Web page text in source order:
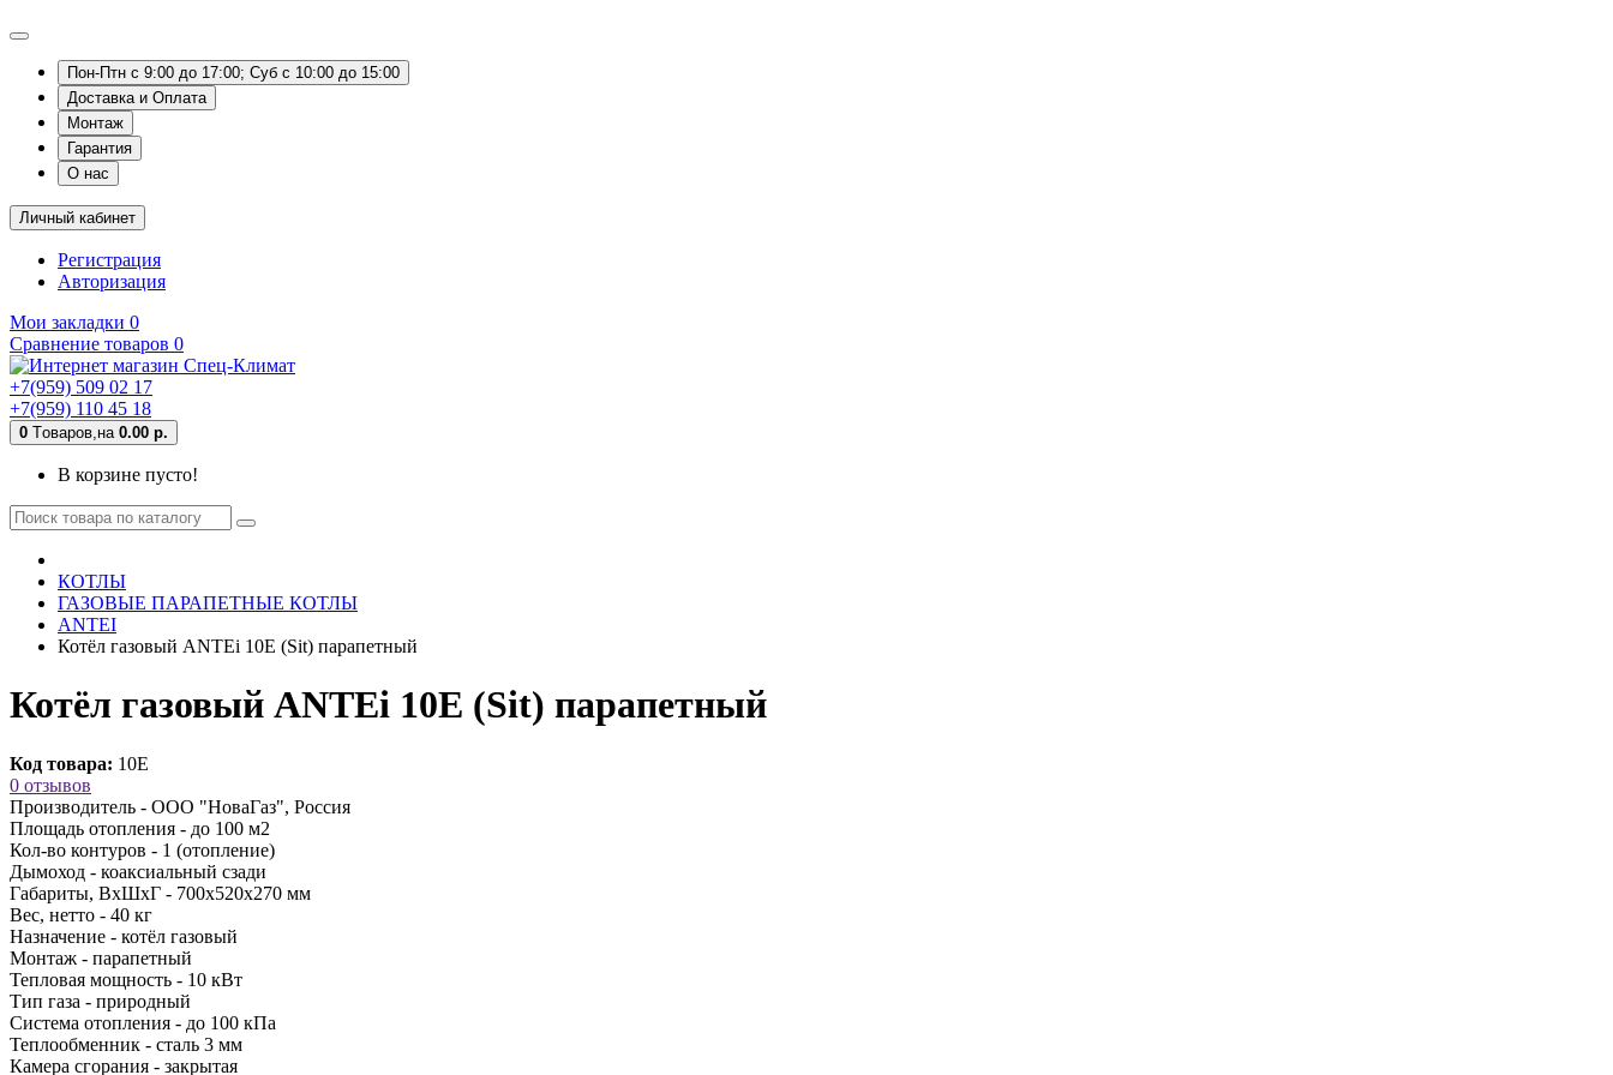
Пон-Птн с 9:00 до 17:00; Суб с 10:00 до 15:00
Доставка и Оплата
Монтаж
Гарантия
О нас
Личный кабинет
Регистрация
Авторизация
Мои закладки 0
Сравнение товаров 0
+7(959) 509 02 17
+7(959) 110 45 18
0 Tоваров,на 0.00 р.
В корзине пусто!
КОТЛЫ
ГАЗОВЫЕ ПАРАПЕТНЫЕ КОТЛЫ
ANTEI
Котёл газовый ANTEi 10Е (Sit) парапетный
Котёл газовый ANTEi 10Е (Sit) парапетный
Код товара: 10Е
0 отзывов
Производитель - ООО "НоваГаз", Россия
Площадь отопления - до 100 м2
Кол-во контуров - 1 (отопление)
Дымоход - коаксиальный сзади
Габариты, ВхШхГ - 700х520х270 мм
Вес, нетто - 40 кг
Назначение - котёл газовый
Монтаж - парапетный
Тепловая мощность - 10 кВт
Тип газа - природный
Система отопления - до 100 кПа
Теплообменник - сталь 3 мм
Камера сгорания - закрытая